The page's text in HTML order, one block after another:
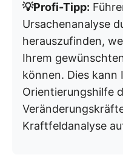
💡Profi-Tipp:
Ursachenanalyse
herauszufinden,
Ihrem
können. Dies kann
Orientierungshilfe
Kraftfeldanalyse